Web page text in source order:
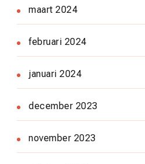
maart 2024
februari 2024
januari 2024
december 2023
november 2023